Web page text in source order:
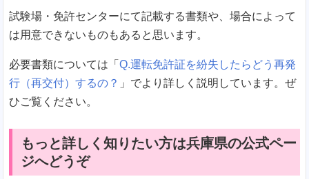
試験場・免許センターにて記載する書類や、場合によって
は用意できないものもあると思います。
必要書類については「 Q.運転免許証を紛失したらどう再発
行（再交付）するの？ 」でより詳しく説明しています。ぜ
ひご覧ください。
もっと詳しく知りたい方は兵庫県の公式ペー
ジへどうぞ